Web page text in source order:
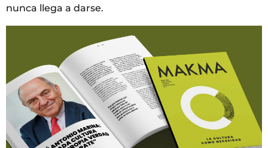
nunca llega a darse.